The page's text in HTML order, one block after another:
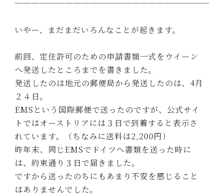
いやー、まだまだいろんなことが起きます。
前回、定住許可のための申請書類一式をウイーン
へ発送したところまでを書きました。
発送したのは地元の郵便局から発送したのは、4月
２４日。
EMSという国際郵便で送ったのですが、公式サイ
トではオーストリアには３日で到着すると表示さ
れています。（ちなみに送料は2,200円）
昨年末、同じEMSでドイツへ書類を送った時に
は、約束通り３日で届きました。
ですから送ったのちにもあまり不安を感じること
はありませんでした。